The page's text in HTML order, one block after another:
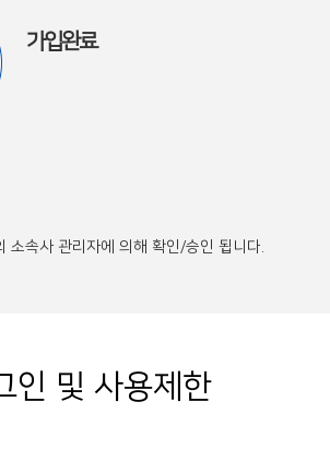
가입완료
소속사 관리자에 의해 확인/승인 됩니다.
인 및 사용제한